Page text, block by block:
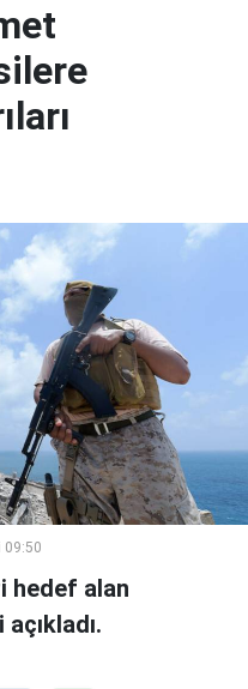
09:50
hedef alan